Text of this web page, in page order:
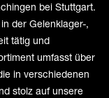
bei Stuttgart.
der Gelenklager-,
tätig und
umfasst über
in verschiedenen
stolz auf unsere